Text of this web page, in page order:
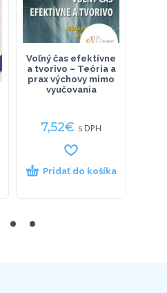
Voľný čas efektívne
a tvorivo – Teória a
prax výchovy mimo
vyučovania
7,52€ s DPH
Pridať do košíka